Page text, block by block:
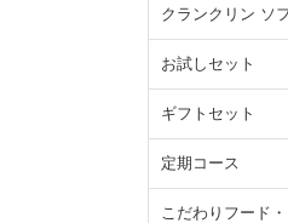
クランクリン ソ
お試しセット
ギフトセット
定期コース
こだわりフード